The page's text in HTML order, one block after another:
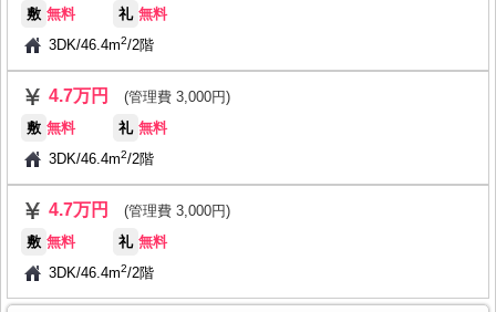
敷 無料 礼 無料
3DK/46.4m2/2階
4.7万円
(管理費 3,000円)
敷 無料 礼 無料
3DK/46.4m2/2階
4.7万円
(管理費 3,000円)
敷 無料 礼 無料
3DK/46.4m2/2階